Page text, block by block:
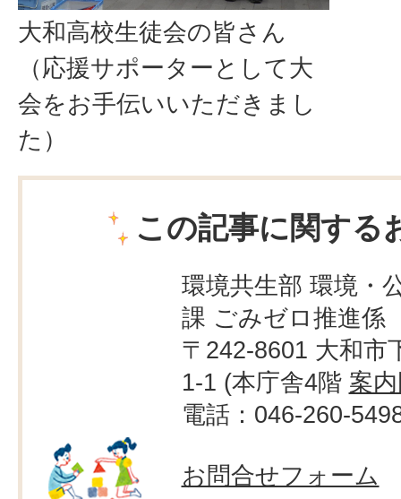
大和高校生徒会の皆さん
（応援サポーターとして大
会をお手伝いいただきまし
た）
この記事に関する
環境共生部 環境・
課 ごみゼロ推進係
〒242-8601 大和市
1-1 (本庁舎4階 案
電話：046-260-
お問合せフォーム